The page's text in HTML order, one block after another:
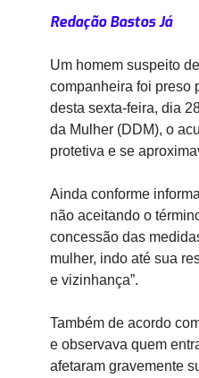
Redação Bastos Já
Um homem suspeito
companheira foi preso
desta sexta-feira, dia
da Mulher (DDM), o
protetiva e se
Ainda conforme
não aceitando o
concessão das
mulher, indo até sua
e vizinhança”.
Também de acordo
e observava quem
afetaram gravemente